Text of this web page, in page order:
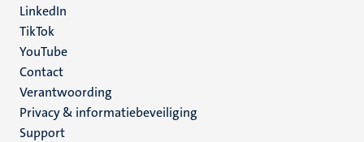
LinkedIn
TikTok
YouTube
Menu
footer
(NL)
Contact
Verantwoording
Privacy & informatiebeveiliging
Support